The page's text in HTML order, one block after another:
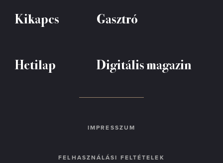
Kikapcs Gasztró
Hetilap Digitális magazin
IMPRESSZUM
FELHASZNÁLÁSI FELTÉTELEK